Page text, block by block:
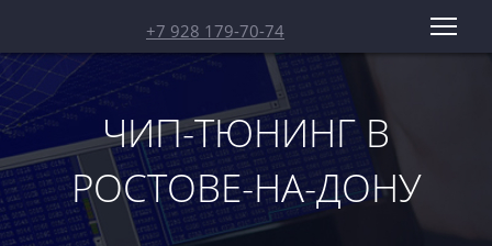
+7 928 179-70-74
ЧИП-ТЮНИНГ В
РОСТОВЕ-НА-ДОНУ